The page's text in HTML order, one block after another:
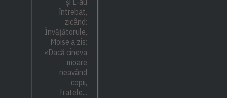
întrebat,
zicând:
Învățătorule,
Moise a zis:
«Dacă cineva
moare
neavând
copii,
fratele...